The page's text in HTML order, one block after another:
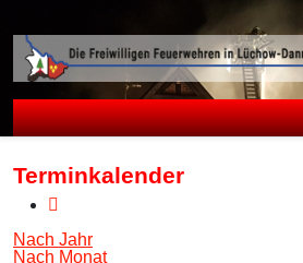
Terminkalender
Nach Jahr
Nach Monat